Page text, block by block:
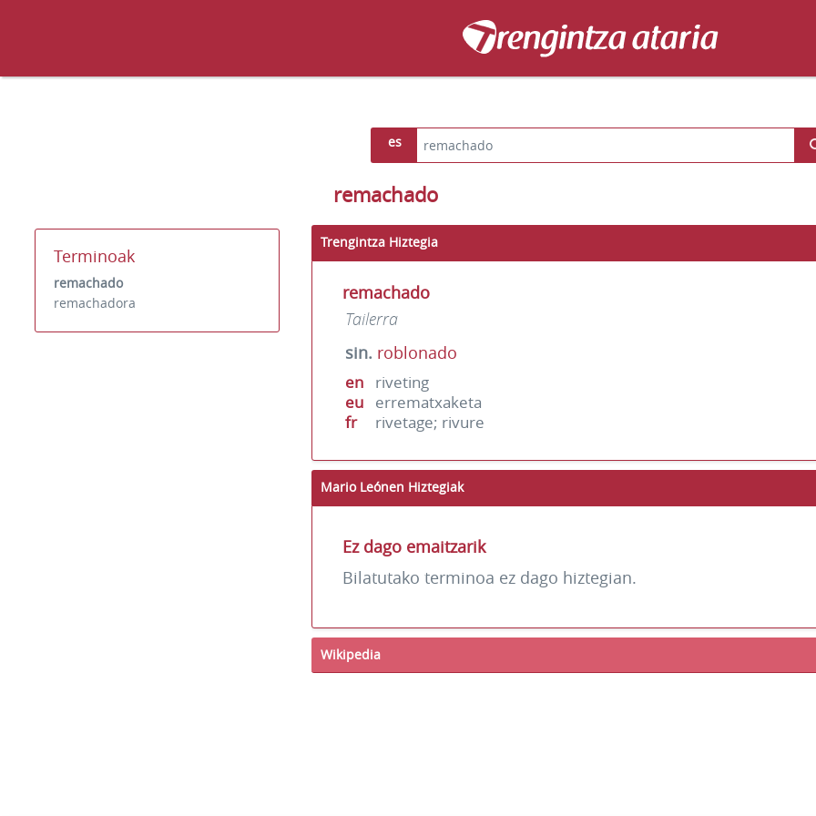
es
Terminoak
remachado
remachadora
remachado
Trengintza Hiztegia
remachado
Tailerra
sin. roblonado
en
riveting
eu
errematxaketa
fr
rivetage; rivure
Mario Leónen Hiztegiak
Ez dago emaitzarik
Bilatutako terminoa ez dago hiztegian.
Wikipedia